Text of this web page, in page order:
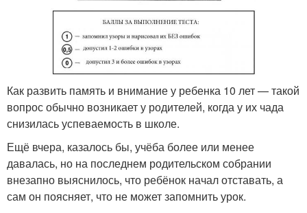
Как развить память и внимание у ребенка 10 лет — такой
вопрос обычно возникает у родителей, когда у их чада
снизилась успеваемость в школе.
Ещё вчера, казалось бы, учёба более или менее
давалась, но на последнем родительском собрании
внезапно выяснилось, что ребёнок начал отставать, а
сам он поясняет, что не может запомнить урок.